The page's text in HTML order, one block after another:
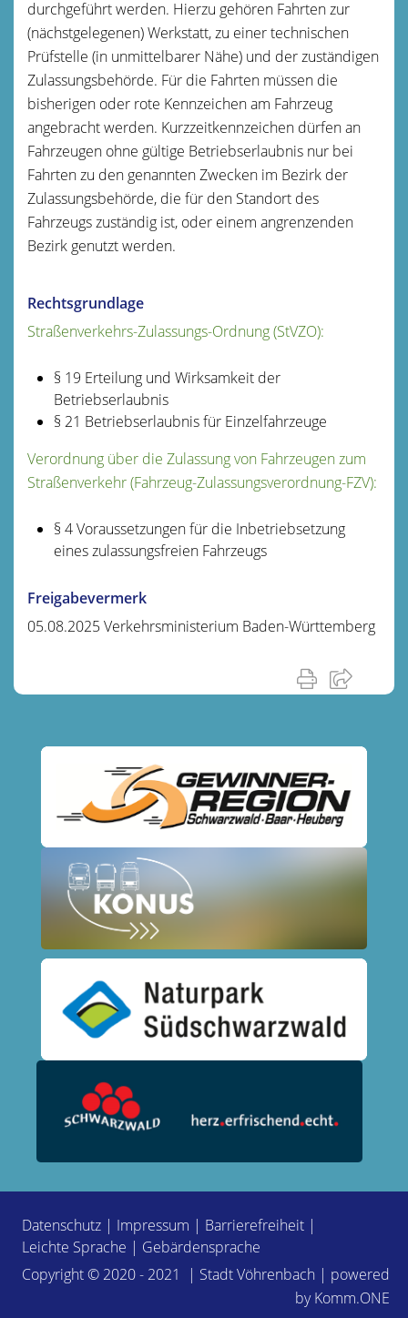
durchgeführt werden. Hierzu gehören Fahrten zur
(nächstgelegenen) Werkstatt, zu einer technischen
Prüfstelle (in unmittelbarer Nähe) und der zuständigen
Zulassungsbehörde. Für die Fahrten müssen die
bisherigen oder rote Kennzeichen am Fahrzeug
angebracht werden. Kurzzeitkennzeichen dürfen an
Fahrzeugen ohne gültige Betriebserlaubnis nur bei
Fahrten zu den genannten Zwecken im Bezirk der
Zulassungsbehörde, die für den Standort des
Fahrzeugs zuständig ist, oder einem angrenzenden
Bezirk genutzt werden.
Rechtsgrundlage
Straßenverkehrs-Zulassungs-Ordnung (StVZO):
§ 19 Erteilung und Wirksamkeit der
Betriebserlaubnis
§ 21 Betriebserlaubnis für Einzelfahrzeuge
Verordnung über die Zulassung von Fahrzeugen zum
Straßenverkehr (Fahrzeug-Zulassungsverordnung-FZV):
§ 4 Voraussetzungen für die Inbetriebsetzung
eines zulassungsfreien Fahrzeugs
Freigabevermerk
05.08.2025 Verkehrsministerium Baden-Württemberg
Datenschutz | Impressum | Barrierefreiheit |
Leichte Sprache | Gebärdensprache
Copyright © 2020 - 2021 | Stadt Vöhrenbach | powered
byKomm.ONE